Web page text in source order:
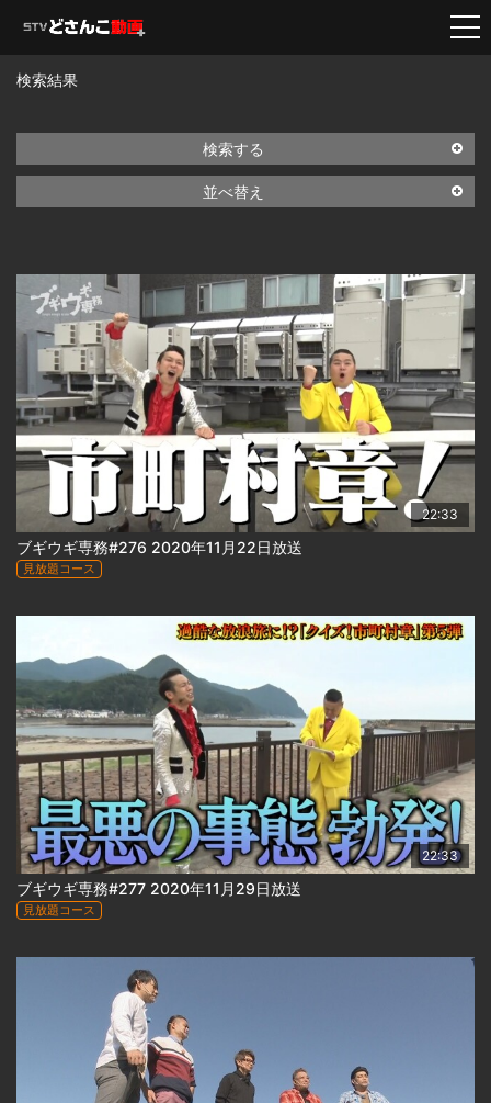
検索結果
検索する
並べ替え
22:33
ブギウギ専務#276 2020年11月22日放送
見放題コース
22:33
ブギウギ専務#277 2020年11月29日放送
見放題コース